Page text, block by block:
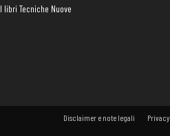
I libri Tecniche Nuove
Disclaimer e note legali Privacy